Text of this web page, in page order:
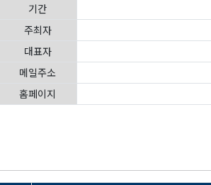
기간
주최자
대표자
메일주소
홈페이지